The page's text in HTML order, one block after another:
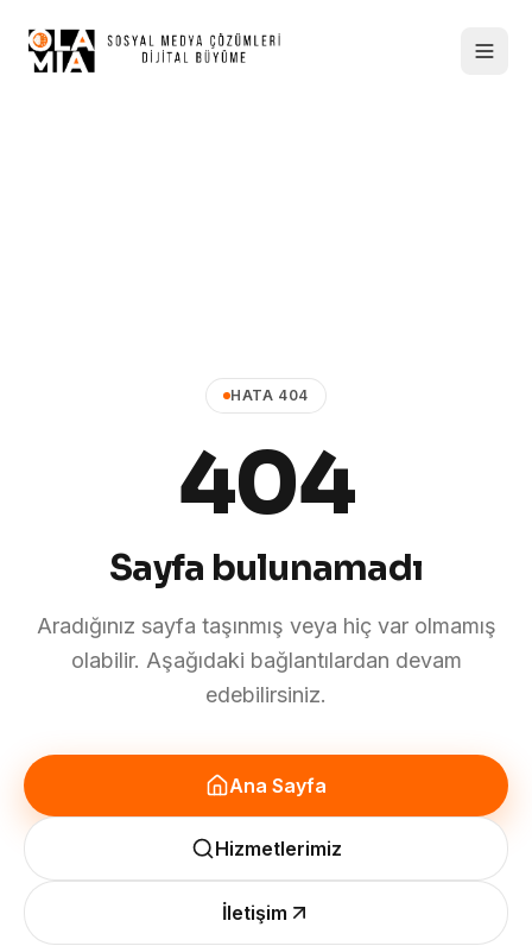
HATA 404
404
Sayfa bulunamadı
Aradığınız sayfa taşınmış veya hiç var olmamış
olabilir. Aşağıdaki bağlantılardan devam
edebilirsiniz.
Ana Sayfa
Hizmetlerimiz
İletişim